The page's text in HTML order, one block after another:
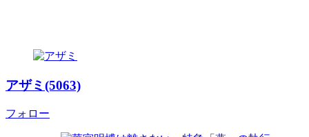
アザミ(5063)
フォロー